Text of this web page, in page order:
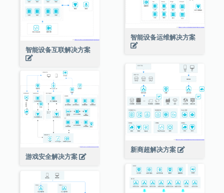
智能设备互联解决方案
智能设备运维解决方案
新商超解决方案
游戏安全解决方案